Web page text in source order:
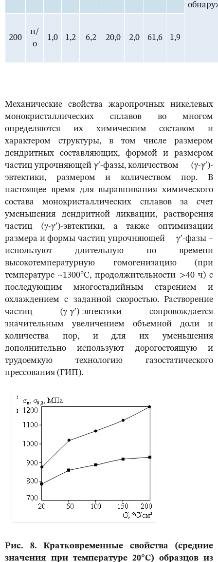
200
н/
о
1,0 1,2 6,2 20,0 2,0 61,6 1,9
Механические свойства жаропрочных никелевых
монокристаллических сплавов во многом
определяются их химическим составом и
характером структуры, в том числе размером
дендритных составляющих, формой и размером
частиц упрочняющей γ′-фазы, количеством (γ-γ′)-
эвтектики, размером и количеством пор. В
настоящее время для выравнивания химического
состава монокристаллических сплавов за счет
уменьшения дендритной ликвации, растворения
частиц (γ-γ′)-эвтектики, а также оптимизации
размера и формы частиц упрочняющейγ′-фазы –
используют длительную по времени
высокотемпературную гомогенизацию (при
температуре ~1300°С, продолжительности >40 ч) с
последующим многостадийным старением и
охлаждением с заданной скоростью. Растворение
частиц (γ-γ′)-эвтектики сопровождается
значительным увеличением объемной доли и
количества пор, и для их уменьшения
дополнительно используют дорогостоящую и
трудоемкую технологию газостатического
прессования (ГИП).
Рис. 8. Кратковременные свойства (средние
значения при температуре 20°С) образцов из